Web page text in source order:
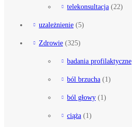
telekonsultacja (22)
uzależnienie (5)
Zdrowie (325)
badania profilaktyczne
ból brzucha (1)
ból głowy (1)
ciąża (1)